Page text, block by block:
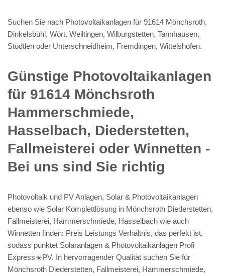
Suchen Sie nach Photovoltaikanlagen für 91614 Mönchsroth,
Dinkelsbühl, Wört, Weiltingen, Wilburgstetten, Tannhausen,
Stödtlen oder Unterschneidheim, Fremdingen, Wittelshofen.
Günstige Photovoltaikanlagen
für 91614 Mönchsroth
Hammerschmiede,
Hasselbach, Diederstetten,
Fallmeisterei oder Winnetten -
Bei uns sind Sie richtig
Photovoltaik und PV Anlagen, Solar & Photovoltaikanlagen
ebenso wie Solar Komplettlösung in Mönchsroth Diederstetten,
Fallmeisterei, Hammerschmiede, Hasselbach wie auch
Winnetten finden: Preis Leistungs Verhältnis, das perfekt ist,
sodass punktet Solaranlagen & Photovoltaikanlagen Profi
Express☀️PV️. In hervorragender Qualität suchen Sie für
Mönchsroth Diederstetten, Fallmeisterei, Hammerschmiede,